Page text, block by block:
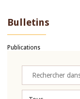
Bulletins
Publications